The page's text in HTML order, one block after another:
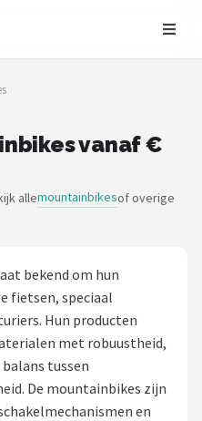
vanaf €
allemountainbikesof overige
bekend om hun
fietsen, speciaal
Hun producten
met robuustheid,
tussen
De mountainbikes zijn
en